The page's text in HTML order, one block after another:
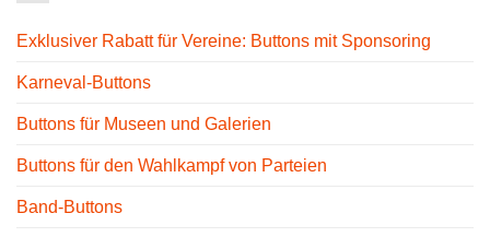
Exklusiver Rabatt für Vereine: Buttons mit Sponsoring
Karneval-Buttons
Buttons für Museen und Galerien
Buttons für den Wahlkampf von Parteien
Band-Buttons